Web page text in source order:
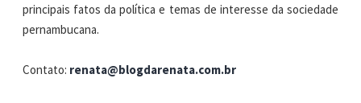
principais fatos da política e temas de interesse da sociedade
pernambucana.
Contato: renata@blogdarenata.com.br